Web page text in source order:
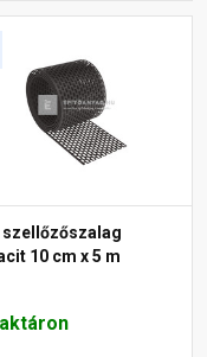
szellőzőszalag
10 cm x 5 m